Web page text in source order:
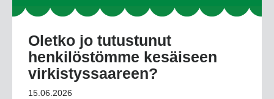
Oletko jo tutustunut
henkilöstömme kesäiseen
virkistyssaareen?
15.06.2026